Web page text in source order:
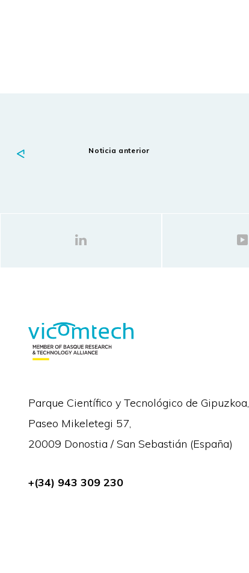
Noticia anterior
Parque Científico y Tecnológico de Gipuzkoa,
Paseo Mikeletegi 57,
20009 Donostia / San Sebastián (España)
+(34) 943 309 230